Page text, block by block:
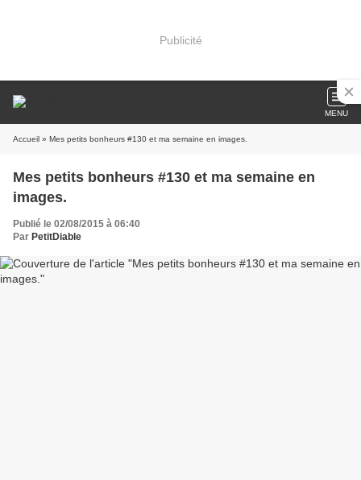
Publicité
MENU
Accueil » Mes petits bonheurs #130 et ma semaine en images.
Mes petits bonheurs #130 et ma semaine en
images.
Publié le 02/08/2015 à 06:40
Par PetitDiable